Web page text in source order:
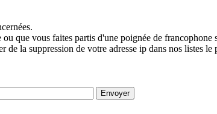
que vous faites partis d'une poignée de francophone
la suppression de votre adresse ip dans nos listes le